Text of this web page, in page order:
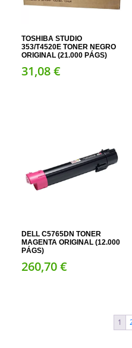
TOSHIBA STUDIO
353/T4520E TONER NEGRO
ORIGINAL (21.000 PÁGS)
31,08€
DELL C5765DN TONER
MAGENTA ORIGINAL (12.000
PÁGS)
260,70€
1